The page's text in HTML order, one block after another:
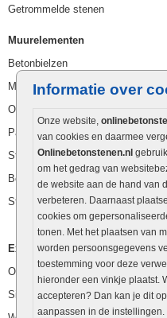
Informatie over
Onze website,
van cookies en daarmee
Onlinebetonstenen.nl
om het gedrag van
de website aan de hand van
verbeteren. Daarnaast
cookies om
tonen. Met het plaatsen van
worden persoonsgegevens
toestemming voor deze
hieronder een vinkje plaatst.
accepteren? Dan kan je dit
aanpassen in de instellingen.
Getrommelde stenen
Muurelementen
Betonbielzen
Muurstenen
Opsluitbanden
Palissaden
Stapelblokken
Betonblokken
Stapelstenen
Extra benodigdheden
Ophoogzand
Siergrind en siersplit